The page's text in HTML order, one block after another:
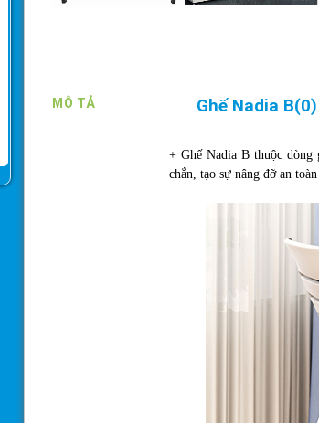
MÔ TẢ Ghế Nadia B(0)
+ Ghế Nadia B thuộc
chắn, tạo sự nâng đỡ an